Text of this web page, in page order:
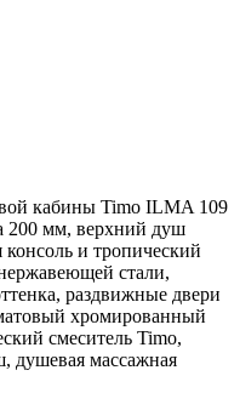
кабины Timo ILMA 109
200 мм, верхний душ
и тропический
стали,
раздвижные двери
хромированный
смеситель Timo,
душевая массажная